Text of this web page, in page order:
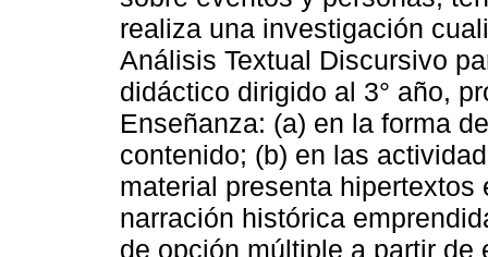
realiza una investigación
Análisis Textual Discursivo
didáctico dirigido al 3° año,
Enseñanza: (a) en la forma
contenido; (b) en las
material presenta
narración histórica
de opción múltiple a partir de